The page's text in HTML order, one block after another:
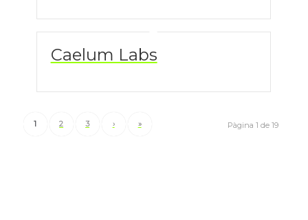
Caelum Labs
Pàgina 1 de 19
1 2 3 › »